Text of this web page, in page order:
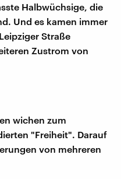
Halbwüchsige, die
Und es kamen immer
Straße
Zustrom von
wichen zum
"Freiheit". Darauf
von mehreren